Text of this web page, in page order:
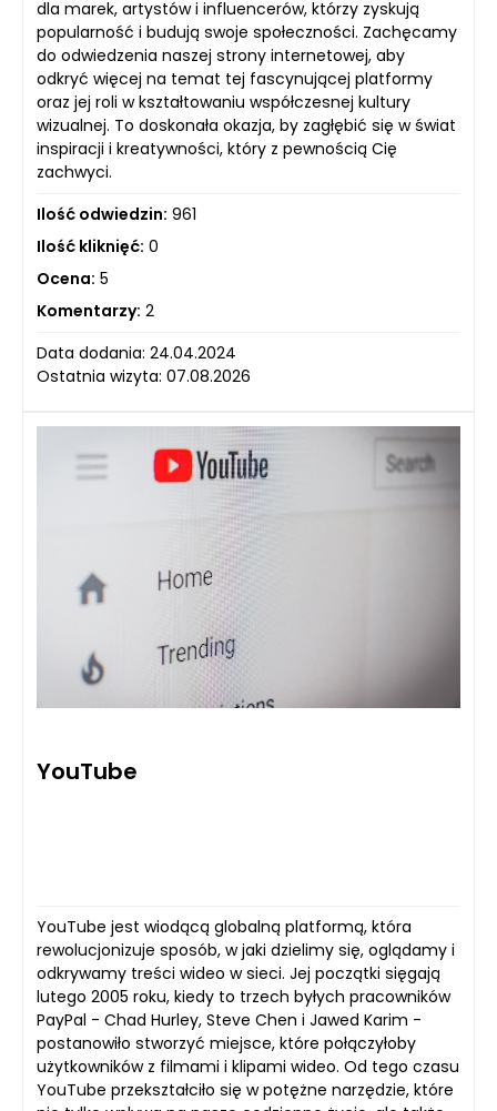
dla marek, artystów i influencerów, którzy zyskują
popularność i budują swoje społeczności. Zachęcamy
do odwiedzenia naszej strony internetowej, aby
odkryć więcej na temat tej fascynującej platformy
oraz jej roli w kształtowaniu współczesnej kultury
wizualnej. To doskonała okazja, by zagłębić się w świat
inspiracji i kreatywności, który z pewnością Cię
zachwyci.
Ilość odwiedzin: 961
Ilość kliknięć: 0
Ocena: 5
Komentarzy: 2
Data dodania: 24.04.2024
Ostatnia wizyta: 07.08.2026
YouTube
YouTube jest wiodącą globalną platformą, która
rewolucjonizuje sposób, w jaki dzielimy się, oglądamy i
odkrywamy treści wideo w sieci. Jej początki sięgają
lutego 2005 roku, kiedy to trzech byłych pracowników
PayPal - Chad Hurley, Steve Chen i Jawed Karim -
postanowiło stworzyć miejsce, które połączyłoby
użytkowników z filmami i klipami wideo. Od tego czasu
YouTube przekształciło się w potężne narzędzie, które